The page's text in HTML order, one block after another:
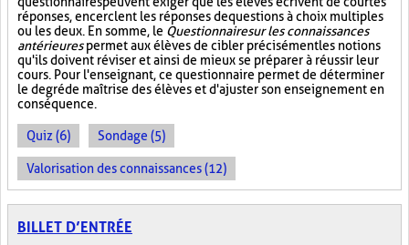
réponses, encerclent les réponses de questions à choix multiples
ou les deux. En somme, le Questionnaire sur les connaissances
antérieurespermet aux élèves de cibler précisément les notions
qu'ils doivent réviser et ainsi de mieux se préparer à réussir leur
cours. Pour l'enseignant, ce questionnaire permet de déterminer
le degré de maîtrise des élèves et d'ajuster son enseignement en
conséquence.
Quiz (6) Sondage (5)
Valorisation des connaissances (12)
BILLET D’ENTRÉE